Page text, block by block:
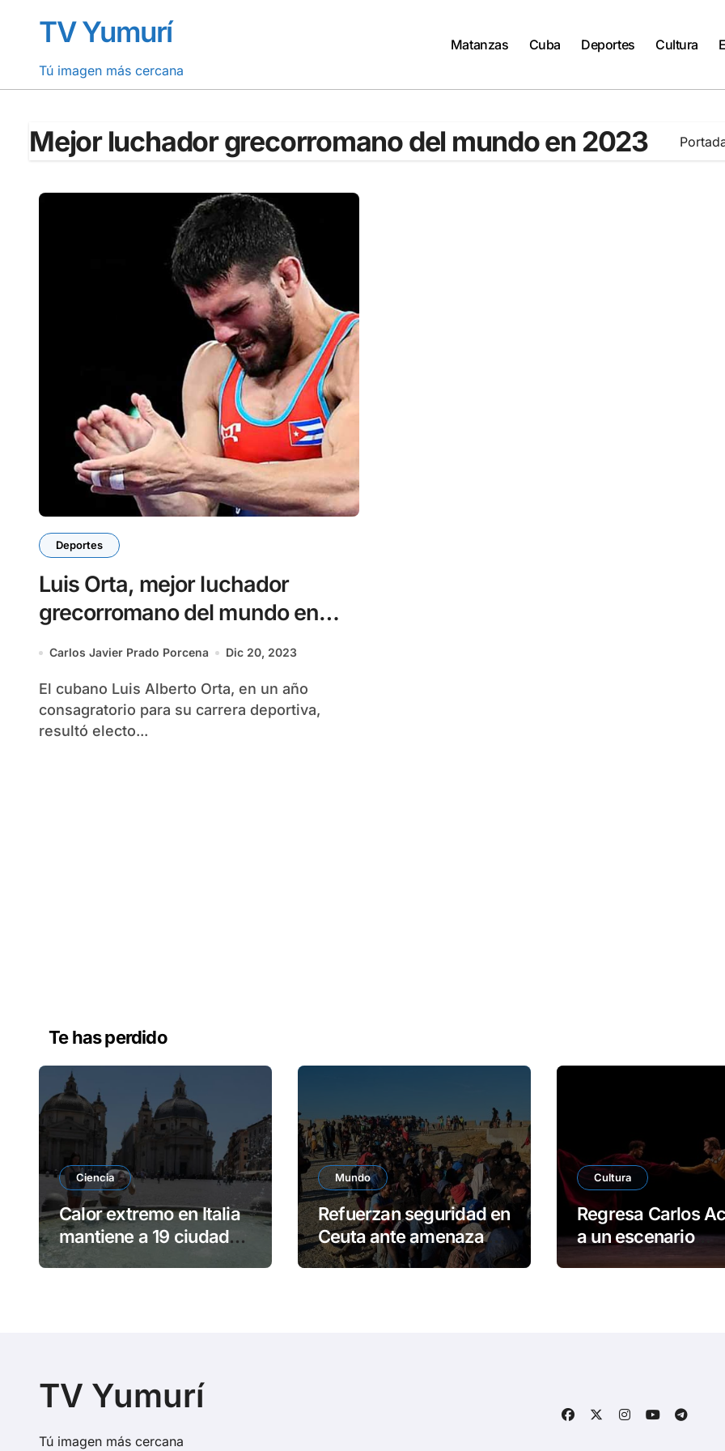
contenidoTV Yumurí
Tú imagen más cercana
Matanzas Cuba Deportes Cultura
Mejor luchador grecorromano del mundo en 2023
Deportes
Luis Orta, mejor luchador
grecorromano del mundo en
2023
Carlos Javier Prado Porcena Dic 20, 2023
El cubano Luis Alberto Orta, en un año
consagratorio para su carrera deportiva,
resultó electo...
Te has perdido
Ciencia
Calor extremo en Italia
mantiene a 19 ciudades
en alerta roja
Mundo
Refuerzan seguridad en
Ceuta ante amenaza de
oleada migratoria
Cultura
Regresa Carlos
a un escenario
TV Yumurí
Tú imagen más cercana